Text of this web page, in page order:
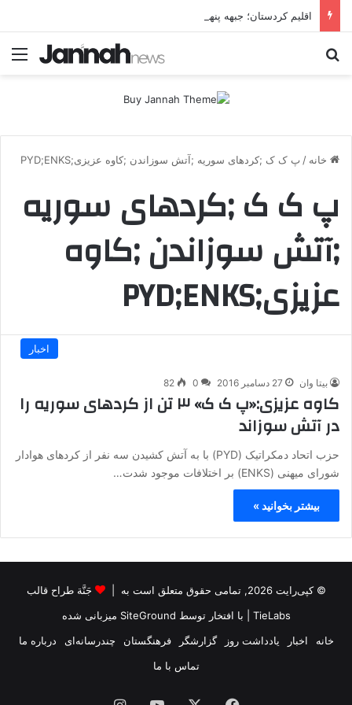
خانه / پ ک ک ;کردهای سوریه ;آتش سوزاندن ;کاوه عزیزی;PYD;ENKS
پ ک ک ;کردهای سوریه
;آتش سوزاندن ;کاوه
عزیزی;PYD;ENKS
اخبار
بیتا وان 27 دسامبر 2016 0
82
کاوه عزیزی:«پ ک ک» ۳ تن از کردهای سوریه را
در آتش سوزاند
حزب اتحاد دمکراتیک (PYD) با به آتش کشیدن سه نفر از کردهای هوادار
شورای میهنی (ENKS) بر اختلافات موجود شدت…
بیشتر بخوانید »
© کپی‌رایت 2026, تمامی حقوق متعلق است به |
جَنَّة طراح قالب
TieLabs | با افتخار توسط SiteGround میزبانی شده
خانه
اخبار یادداشت روز گزارشگر فرهنگستان چندرسانه‌ای
درباره ما
تماس با ما